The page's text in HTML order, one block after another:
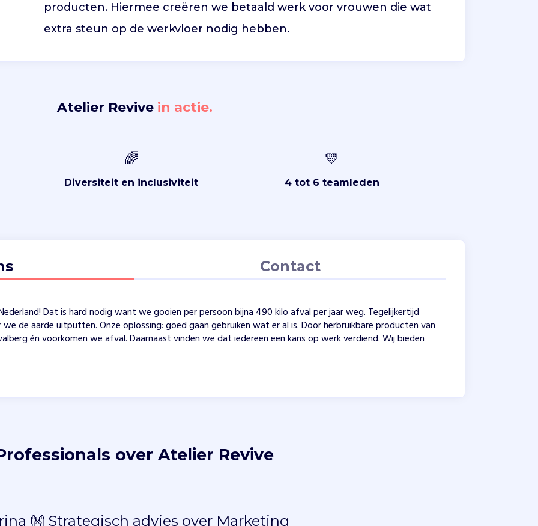
producten. Hiermee creëren we betaald werk voor vrouwen die wat
extra steun op de werkvloer nodig hebben.
Atelier Revivein actie.
🌈
Diversiteit en inclusiviteit
💛
4 tot 6 teamleden
Contact
Dat is hard nodig want we gooien per persoon bijna 490 kilo afval per jaar weg. Tegelijkertijd
de aarde uitputten. Onze oplossing: goed gaan gebruiken wat er al is. Door herbruikbare producten van
én voorkomen we afval. Daarnaast vinden we dat iedereen een kans op werk verdiend. Wij bieden
over Atelier Revive
👐 Strategisch advies over Marketing